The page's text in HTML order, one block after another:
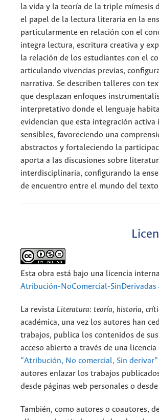
la vida y la teoría de la triple mímesis
el papel de la lectura literaria en la
particularmente en relación con el
integra lectura, escritura creativa y
la relación de los estudiantes con el
articulando vivencias previas,
narrativa. Se describen talleres con
que desplazan enfoques
interpretativo donde el lenguaje
evidencian que esta integración activa
sensibles, favoreciendo una
abstractos y fortaleciendo la
aporta a las discusiones sobre
interdisciplinaria, configurando la
de encuentro entre el mundo del
Esta obra está bajo una licencia
Atribución-NoComercial-SinDerivadas
La revista Literatura: teoría, historia,
académica, una vez los autores han
trabajos, publica los contenidos de
acceso abierto a través de una licencia
“Atribución, No comercial, Sin
autores enlazar los trabajos
desde páginas web personales o
También, como autores o coautores,